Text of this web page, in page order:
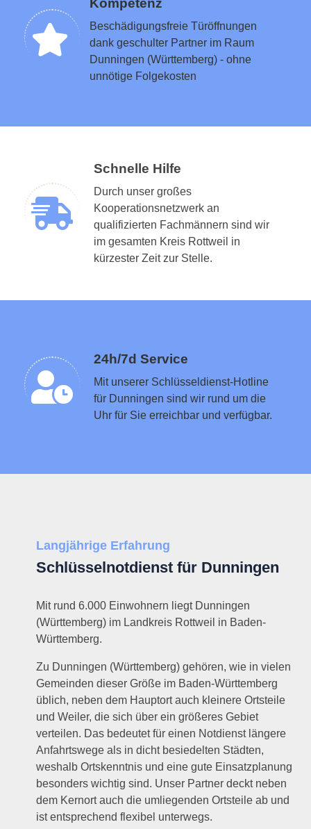
Kompetenz
Beschädigungsfreie Türöffnungen
dank geschulter Partner im Raum
Dunningen (Württemberg) - ohne
unnötige Folgekosten
Schnelle Hilfe
Durch unser großes
Kooperationsnetzwerk an
qualifizierten Fachmännern sind wir
im gesamten Kreis Rottweil in
kürzester Zeit zur Stelle.
24h/7d Service
Mit unserer Schlüsseldienst-Hotline
für Dunningen sind wir rund um die
Uhr für Sie erreichbar und verfügbar.
Schlüsseldienst in der Nähe vermitteln
Langjährige Erfahrung
Schlüsselnotdienst für Dunningen
Mit rund 6.000 Einwohnern liegt Dunningen
(Württemberg) im Landkreis Rottweil in Baden-
Württemberg.
Zu Dunningen (Württemberg) gehören, wie in vielen
Gemeinden dieser Größe im Baden-Württemberg
üblich, neben dem Hauptort auch kleinere Ortsteile
und Weiler, die sich über ein größeres Gebiet
verteilen. Das bedeutet für einen Notdienst längere
Anfahrtswege als in dicht besiedelten Städten,
weshalb Ortskenntnis und eine gute Einsatzplanung
besonders wichtig sind. Unser Partner deckt neben
dem Kernort auch die umliegenden Ortsteile ab und
ist entsprechend flexibel unterwegs.